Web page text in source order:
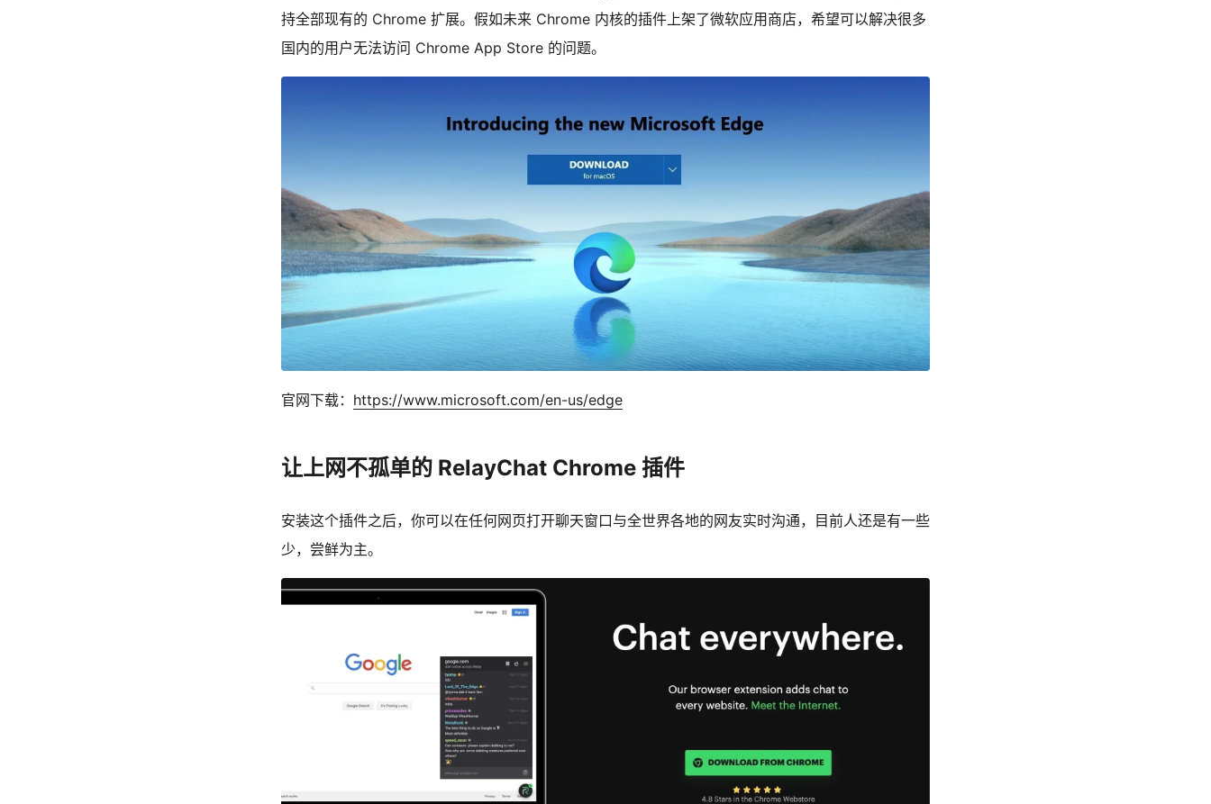
持全部现有的 Chrome 扩展。假如未来 Chrome 内核的插件上架了微软应用商店，希望可以解决很多
国内的用户无法访问 Chrome App Store 的问题。
官网下载： https://www.microsoft.com/en-us/edge
让上网不孤单的 RelayChat Chrome 插件
安装这个插件之后，你可以在任何网页打开聊天窗口与全世界各地的网友实时沟通，目前人还是有一些
少，尝鲜为主。